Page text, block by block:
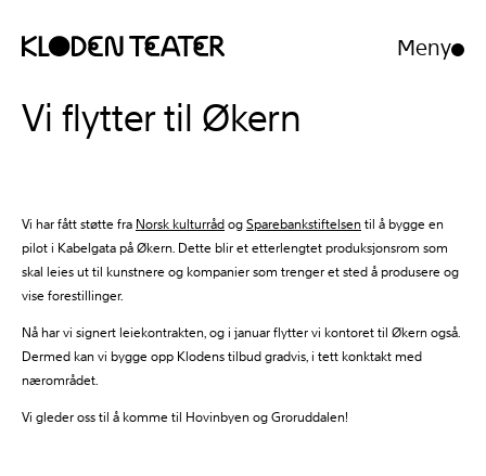
Hopp
innhold
Hopp
navigasjon
Meny
Åpne/
Vi flytter til Økern
Vi har fått støtte fra Norsk kulturrådogSparebankstiftelsentil å bygge en
pilot i Kabelgata på Økern. Dette blir et etterlengtet produksjonsrom som
skal leies ut til kunstnere og kompanier som trenger et sted å produsere og
vise forestillinger.
Nå har vi signert leiekontrakten, og i januar flytter vi kontoret til Økern også.
Dermed kan vi bygge opp Klodens tilbud gradvis, i tett konktakt med
nærområdet.
Vi gleder oss til å komme til Hovinbyen og Groruddalen!